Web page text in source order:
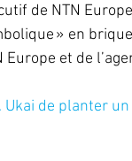
de NTN
» en
Europe et de
de planter